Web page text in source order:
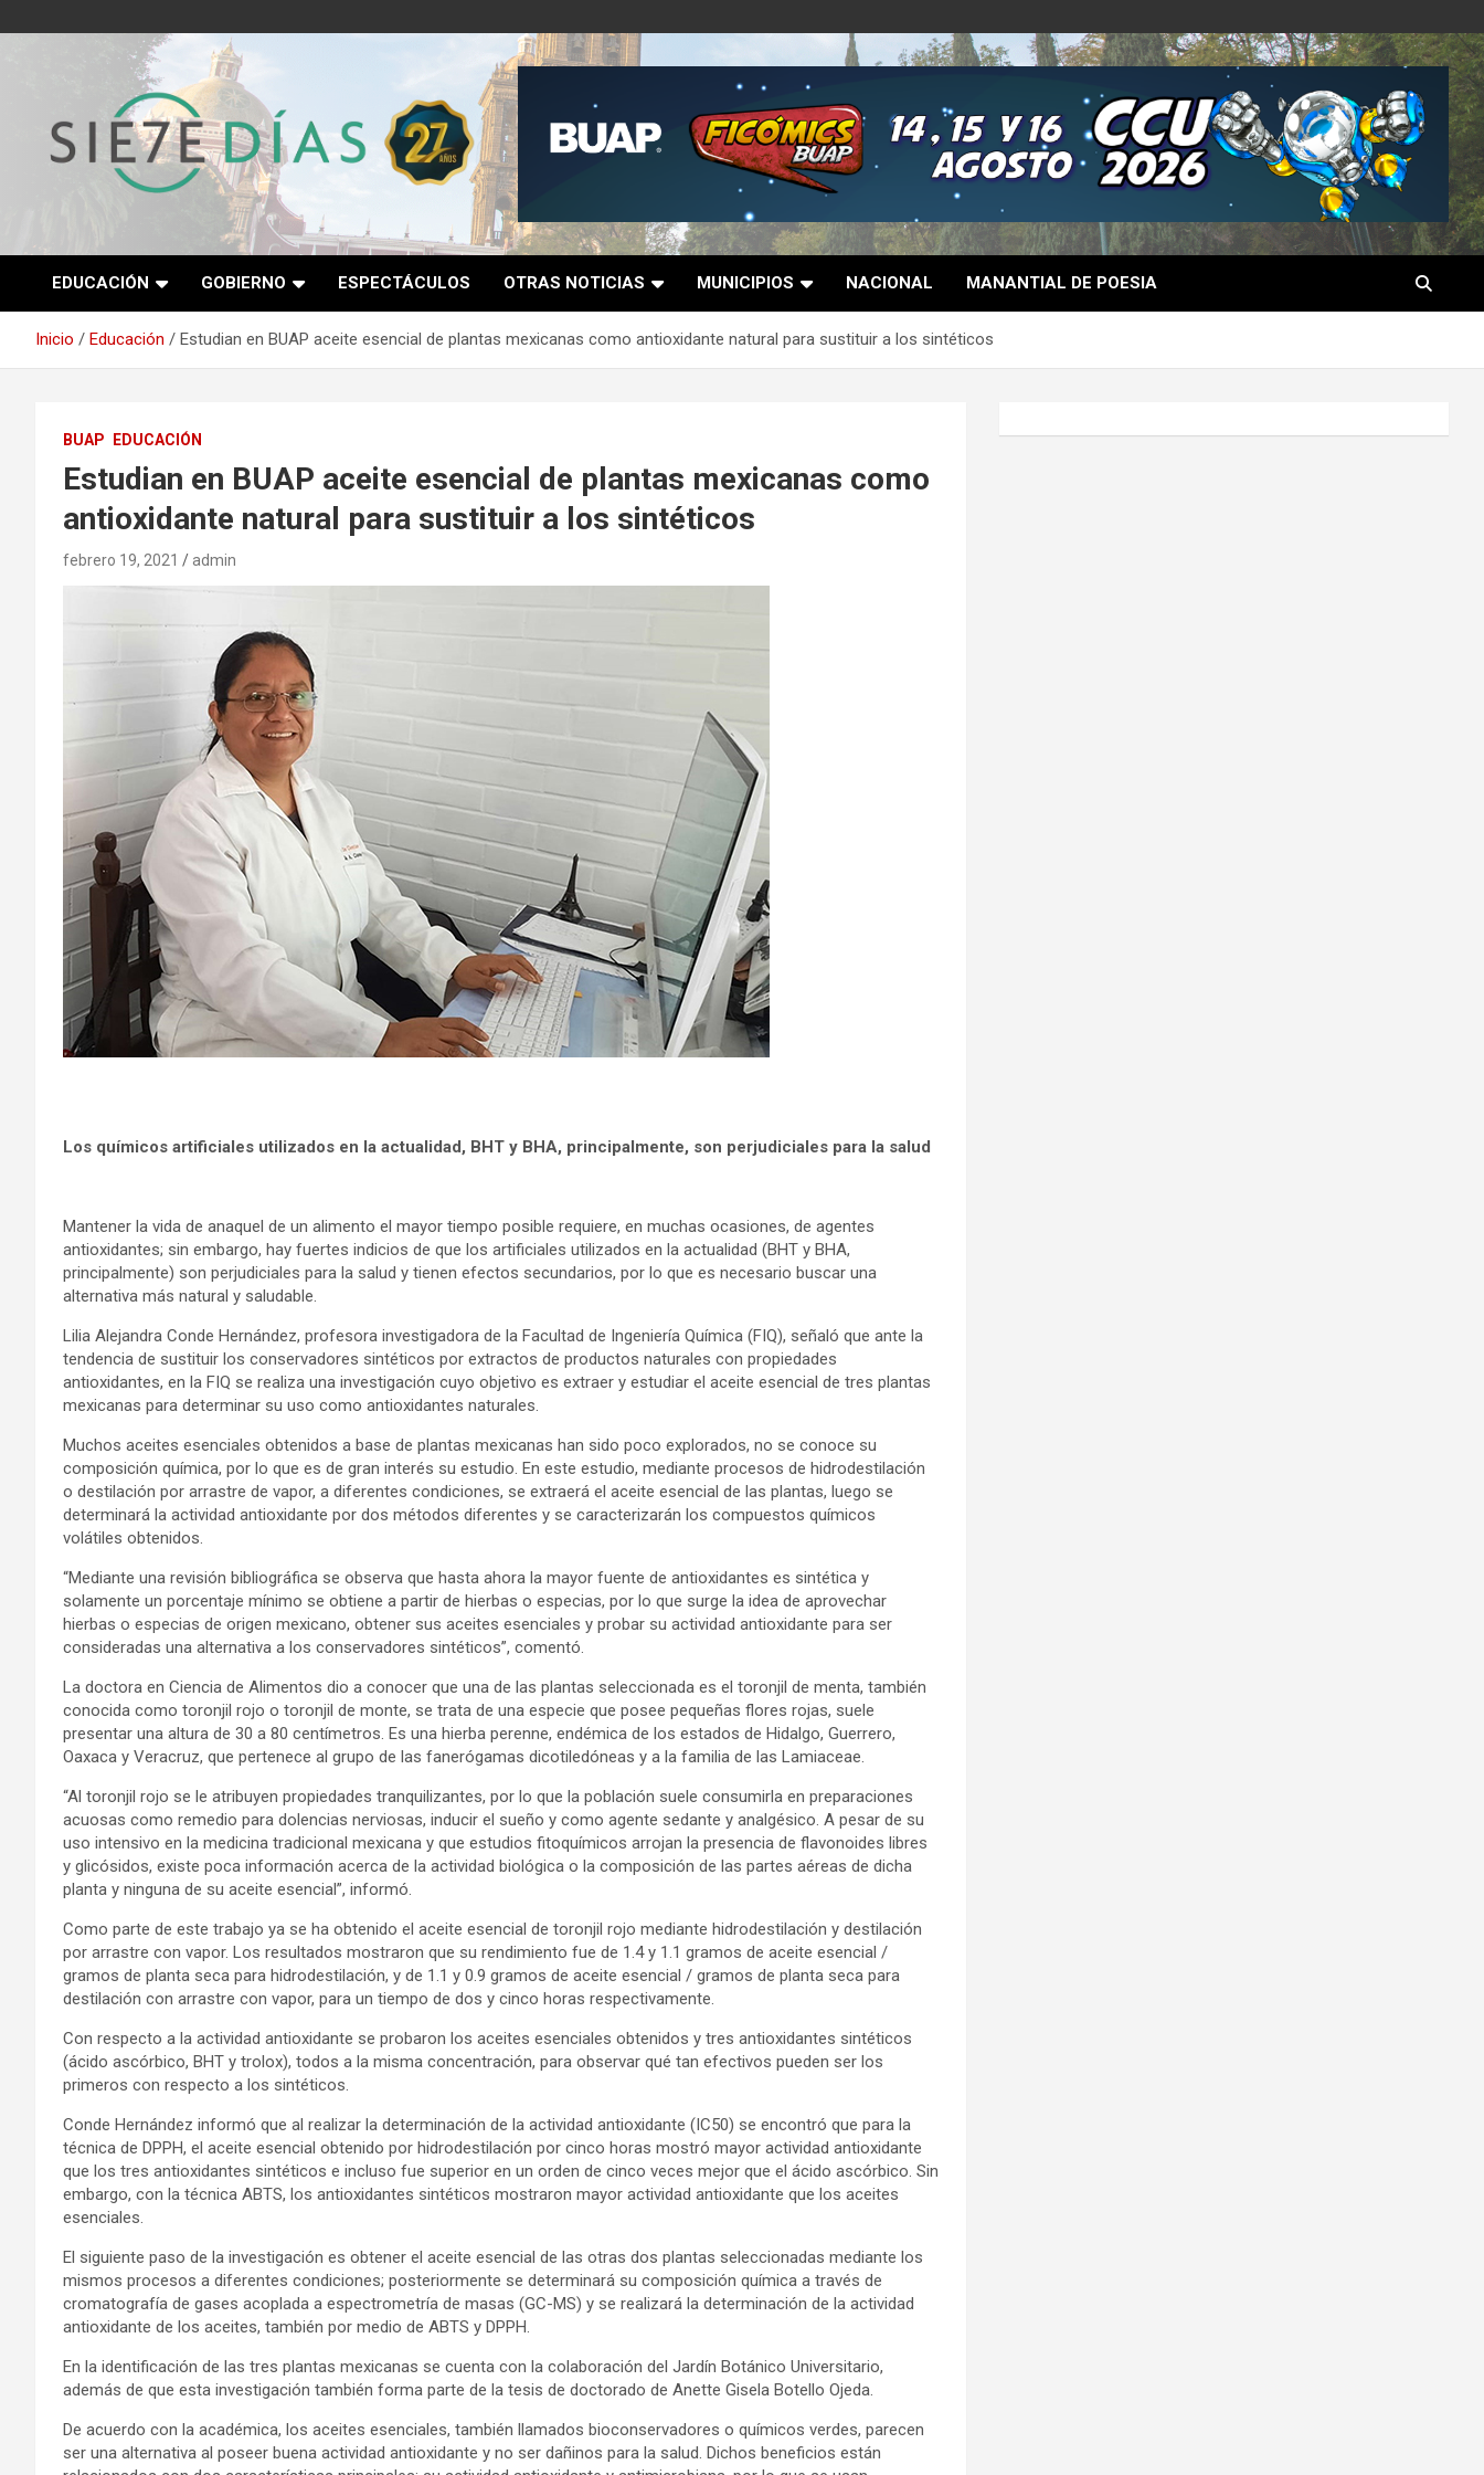
al
Semanario 7 Días
EDUCACIÓN GOBIERNO ESPECTÁCULOS OTRAS NOTICIAS MUNICIPIOS NACIONAL MANANTIAL DE POESIA
Inicio Educación Estudian en BUAP aceite esencial de plantas mexicanas como antioxidante natural para sustituir a los sintéticos
BUAP EDUCACIÓN
Estudian en BUAP aceite esencial de plantas mexicanas como
antioxidante natural para sustituir a los sintéticos
febrero 19, 2021 admin
Los químicos artificiales utilizados en la actualidad, BHT y BHA, principalmente, son perjudiciales para la salud
Mantener la vida de anaquel de un alimento el mayor tiempo posible requiere, en muchas ocasiones, de agentes
antioxidantes; sin embargo, hay fuertes indicios de que los artificiales utilizados en la actualidad (BHT y BHA,
principalmente) son perjudiciales para la salud y tienen efectos secundarios, por lo que es necesario buscar una
alternativa más natural y saludable.
Lilia Alejandra Conde Hernández, profesora investigadora de la Facultad de Ingeniería Química (FIQ), señaló que ante la
tendencia de sustituir los conservadores sintéticos por extractos de productos naturales con propiedades
antioxidantes, en la FIQ se realiza una investigación cuyo objetivo es extraer y estudiar el aceite esencial de tres plantas
mexicanas para determinar su uso como antioxidantes naturales.
Muchos aceites esenciales obtenidos a base de plantas mexicanas han sido poco explorados, no se conoce su
composición química, por lo que es de gran interés su estudio. En este estudio, mediante procesos de hidrodestilación
o destilación por arrastre de vapor, a diferentes condiciones, se extraerá el aceite esencial de las plantas, luego se
determinará la actividad antioxidante por dos métodos diferentes y se caracterizarán los compuestos químicos
volátiles obtenidos.
“Mediante una revisión bibliográfica se observa que hasta ahora la mayor fuente de antioxidantes es sintética y
solamente un porcentaje mínimo se obtiene a partir de hierbas o especias, por lo que surge la idea de aprovechar
hierbas o especias de origen mexicano, obtener sus aceites esenciales y probar su actividad antioxidante para ser
consideradas una alternativa a los conservadores sintéticos”, comentó.
La doctora en Ciencia de Alimentos dio a conocer que una de las plantas seleccionada es el toronjil de menta, también
conocida como toronjil rojo o toronjil de monte, se trata de una especie que posee pequeñas flores rojas, suele
presentar una altura de 30 a 80 centímetros. Es una hierba perenne, endémica de los estados de Hidalgo, Guerrero,
Oaxaca y Veracruz, que pertenece al grupo de las fanerógamas dicotiledóneas y a la familia de las Lamiaceae.
“Al toronjil rojo se le atribuyen propiedades tranquilizantes, por lo que la población suele consumirla en preparaciones
acuosas como remedio para dolencias nerviosas, inducir el sueño y como agente sedante y analgésico. A pesar de su
uso intensivo en la medicina tradicional mexicana y que estudios fitoquímicos arrojan la presencia de flavonoides libres
y glicósidos, existe poca información acerca de la actividad biológica o la composición de las partes aéreas de dicha
planta y ninguna de su aceite esencial”, informó.
Como parte de este trabajo ya se ha obtenido el aceite esencial de toronjil rojo mediante hidrodestilación y destilación
por arrastre con vapor. Los resultados mostraron que su rendimiento fue de 1.4 y 1.1 gramos de aceite esencial /
gramos de planta seca para hidrodestilación, y de 1.1 y 0.9 gramos de aceite esencial / gramos de planta seca para
destilación con arrastre con vapor, para un tiempo de dos y cinco horas respectivamente.
Con respecto a la actividad antioxidante se probaron los aceites esenciales obtenidos y tres antioxidantes sintéticos
(ácido ascórbico, BHT y trolox), todos a la misma concentración, para observar qué tan efectivos pueden ser los
primeros con respecto a los sintéticos.
Conde Hernández informó que al realizar la determinación de la actividad antioxidante (IC50) se encontró que para la
técnica de DPPH, el aceite esencial obtenido por hidrodestilación por cinco horas mostró mayor actividad antioxidante
que los tres antioxidantes sintéticos e incluso fue superior en un orden de cinco veces mejor que el ácido ascórbico. Sin
embargo, con la técnica ABTS, los antioxidantes sintéticos mostraron mayor actividad antioxidante que los aceites
esenciales.
El siguiente paso de la investigación es obtener el aceite esencial de las otras dos plantas seleccionadas mediante los
mismos procesos a diferentes condiciones; posteriormente se determinará su composición química a través de
cromatografía de gases acoplada a espectrometría de masas (GC-MS) y se realizará la determinación de la actividad
antioxidante de los aceites, también por medio de ABTS y DPPH.
En la identificación de las tres plantas mexicanas se cuenta con la colaboración del Jardín Botánico Universitario,
además de que esta investigación también forma parte de la tesis de doctorado de Anette Gisela Botello Ojeda.
De acuerdo con la académica, los aceites esenciales, también llamados bioconservadores o químicos verdes, parecen
ser una alternativa al poseer buena actividad antioxidante y no ser dañinos para la salud. Dichos beneficios están